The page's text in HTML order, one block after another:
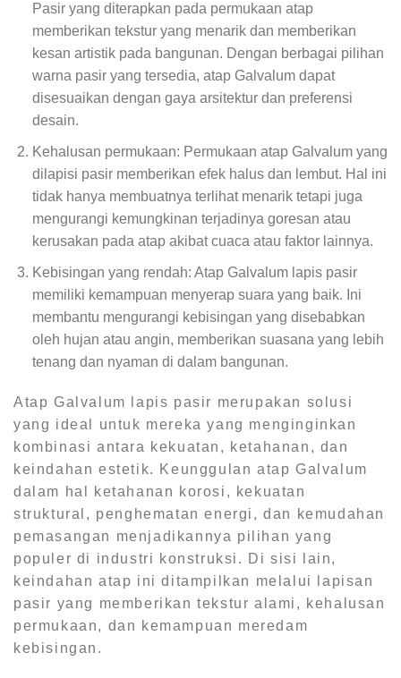
Pasir yang diterapkan pada permukaan atap
memberikan tekstur yang menarik dan memberikan
kesan artistik pada bangunan. Dengan berbagai pilihan
warna pasir yang tersedia, atap Galvalum dapat
disesuaikan dengan gaya arsitektur dan preferensi
desain.
Kehalusan permukaan: Permukaan atap Galvalum yang
dilapisi pasir memberikan efek halus dan lembut. Hal ini
tidak hanya membuatnya terlihat menarik tetapi juga
mengurangi kemungkinan terjadinya goresan atau
kerusakan pada atap akibat cuaca atau faktor lainnya.
Kebisingan yang rendah: Atap Galvalum lapis pasir
memiliki kemampuan menyerap suara yang baik. Ini
membantu mengurangi kebisingan yang disebabkan
oleh hujan atau angin, memberikan suasana yang lebih
tenang dan nyaman di dalam bangunan.
Atap Galvalum lapis pasir merupakan solusi
yang ideal untuk mereka yang menginginkan
kombinasi antara kekuatan, ketahanan, dan
keindahan estetik. Keunggulan atap Galvalum
dalam hal ketahanan korosi, kekuatan
struktural, penghematan energi, dan kemudahan
pemasangan menjadikannya pilihan yang
populer di industri konstruksi. Di sisi lain,
keindahan atap ini ditampilkan melalui lapisan
pasir yang memberikan tekstur alami, kehalusan
permukaan, dan kemampuan meredam
kebisingan.